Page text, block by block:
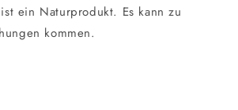
ein Naturprodukt. Es kann zu
kommen.